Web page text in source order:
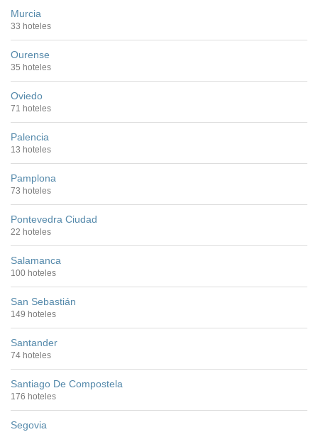
Murcia
33 hoteles
Ourense
35 hoteles
Oviedo
71 hoteles
Palencia
13 hoteles
Pamplona
73 hoteles
Pontevedra Ciudad
22 hoteles
Salamanca
100 hoteles
San Sebastián
149 hoteles
Santander
74 hoteles
Santiago De Compostela
176 hoteles
Segovia